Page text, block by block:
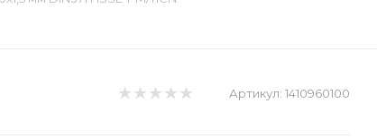
Артикул: 1410960100